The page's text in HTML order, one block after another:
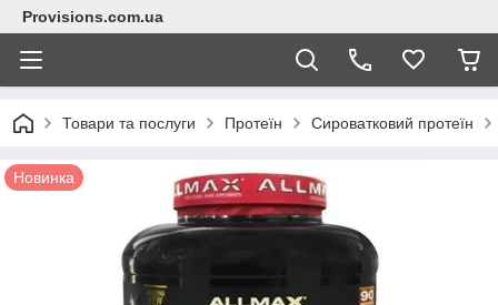
Provisions.com.ua
Товари та послуги Протеїн Сироватковий протеїн
Новинка